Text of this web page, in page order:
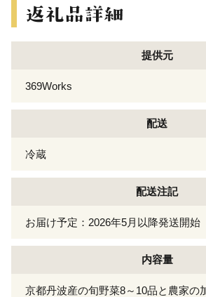
提供元
369Works
配送
冷蔵
配送注記
お届け予定：2026年5月以降発送開始
内容量
京都丹波産の旬野菜8～10品と農家の